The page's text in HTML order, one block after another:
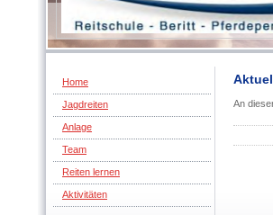
Home
Jagdreiten
Anlage
Team
Reiten lernen
Aktivitäten
An